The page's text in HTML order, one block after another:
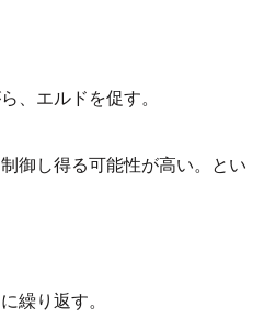
、エルドを促す。
御し得る可能性が高い。とい
繰り返す。